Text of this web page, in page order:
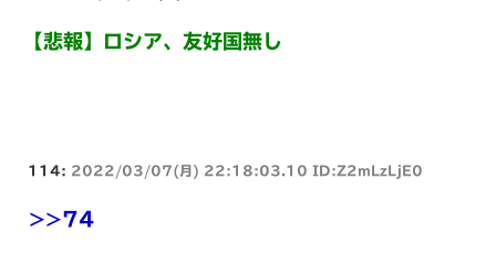
【悲報】ロシア、友好国無し
114: 2022/03/07(月) 22:18:03.10 ID:Z2mLzLjE0
>>74